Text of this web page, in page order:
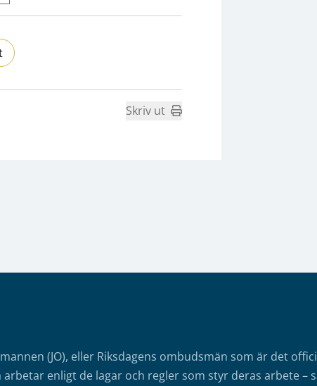
Skriv ut
(JO), eller Riksdagens ombudsmän som är det
enligt de lagar och regler som styr deras arbete –